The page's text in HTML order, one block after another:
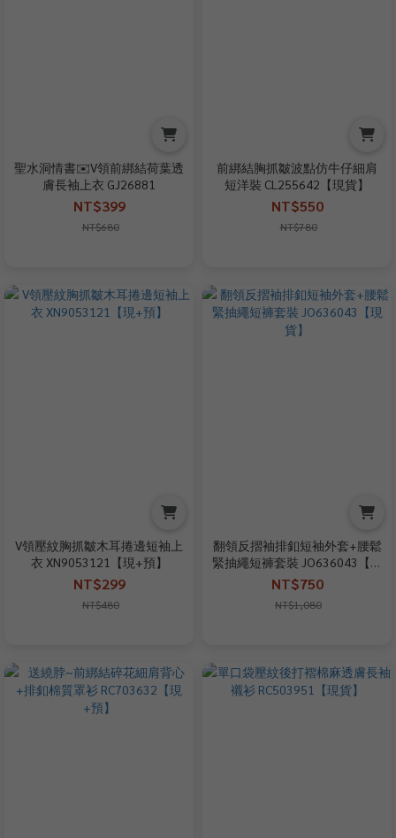
聖水洞情書✉️V領前綁結荷葉透
膚長袖上衣 GJ26881
NT$399
NT$680
前綁結胸抓皺波點仿牛仔細肩
短洋裝 CL255642【現貨】
NT$550
NT$780
V領壓紋胸抓皺木耳捲邊短袖上
衣 XN9053121【現+預】
NT$299
NT$480
翻領反摺袖排釦短袖外套+腰鬆
緊抽繩短褲套裝 JO636043【現
貨】
NT$750
NT$1,080